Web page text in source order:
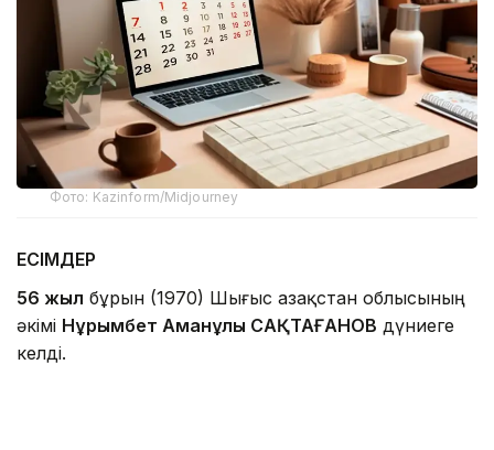
Фото: Kazinform/Midjourney
ЕСІМДЕР
56 жыл бұрын (1970) Шығыс Қазақстан облысының
әкімі Нұрымбет Аманұлы САҚТАҒАНОВ дүниеге
келді.